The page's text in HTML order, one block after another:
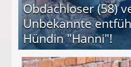
Obdachloser (58)
Unbekannte
Hündin "Hanni"!